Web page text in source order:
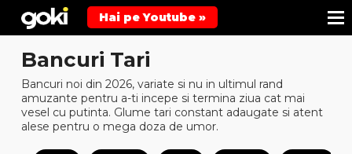
Hai pe Youtube »
Bancuri Tari
Bancuri noi din 2026, variate si nu in ultimul rand
amuzante pentru a-ti incepe si termina ziua cat mai
vesel cu putinta. Glume tari constant adaugate si atent
alese pentru o mega doza de umor.